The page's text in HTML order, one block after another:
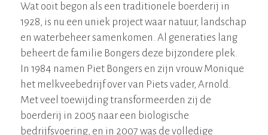
Wat ooit begon als een traditionele boerderij in
1928, is nu een uniek project waar natuur, landschap
en waterbeheer samenkomen. Al generaties lang
beheert de familie Bongers deze bijzondere plek.
In 1984 namen Piet Bongers en zijn vrouw Monique
het melkveebedrijf over van Piets vader, Arnold.
Met veel toewijding transformeerden zij de
boerderij in 2005 naar een biologische
bedrijfsvoering, en in 2007 was de volledige